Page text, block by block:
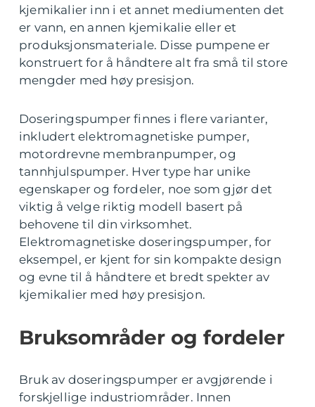
kjemikalier inn i et annet mediumenten det
er vann, en annen kjemikalie eller et
produksjonsmateriale. Disse pumpene er
konstruert for å håndtere alt fra små til store
mengder med høy presisjon.
Doseringspumper finnes i flere varianter,
inkludert elektromagnetiske pumper,
motordrevne membranpumper, og
tannhjulspumper. Hver type har unike
egenskaper og fordeler, noe som gjør det
viktig å velge riktig modell basert på
behovene til din virksomhet.
Elektromagnetiske doseringspumper, for
eksempel, er kjent for sin kompakte design
og evne til å håndtere et bredt spekter av
kjemikalier med høy presisjon.
Bruksområder og fordeler
Bruk av doseringspumper er avgjørende i
forskjellige industriområder. Innen